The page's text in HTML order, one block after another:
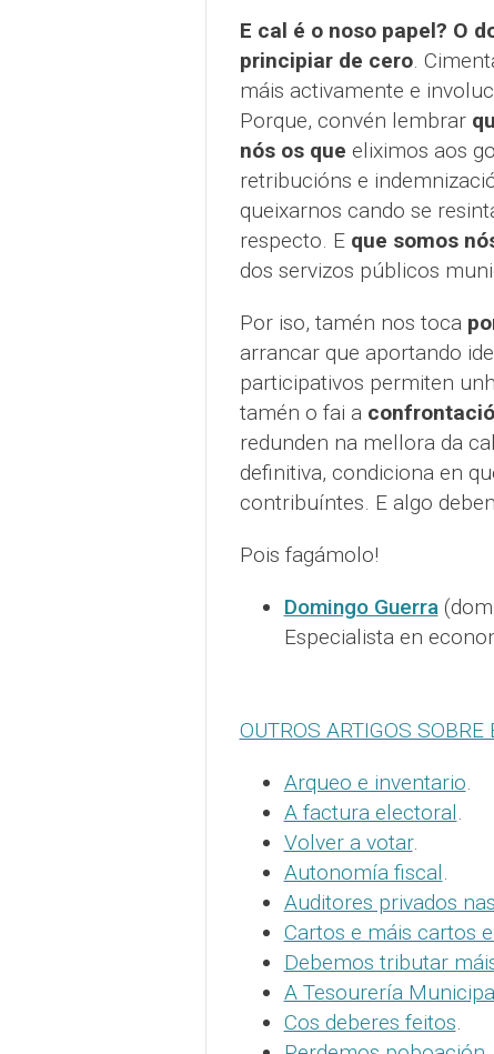
E cal é o noso papel? O
principiar de cero.
máis activamente e
Porque, convén lembrar
nós os que eliximos aos
retribucións e
queixarnos cando se
respecto. E que somos
dos servizos públicos
Por iso, tamén nos toca
arrancar que aportando
participativos permiten
tamén o fai a
redunden na mellora da
definitiva, condiciona en
contribuíntes. E algo
Pois fagámolo!
Domingo Guerra
Especialista en
OUTROS ARTIGOS
Arqueo e inventario.
A factura electoral.
Volver a votar.
Autonomía fiscal.
Auditores privados
Cartos e máis cartos
Debemos tributar
A Tesourería
Cos deberes feitos.